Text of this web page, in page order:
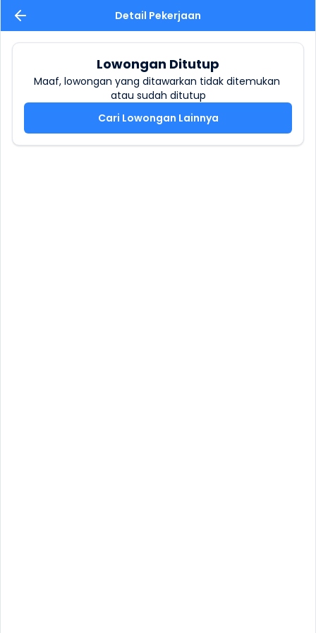
Detail Pekerjaan
Lowongan Ditutup
Maaf, lowongan yang ditawarkan tidak ditemukan
atau sudah ditutup
Cari Lowongan Lainnya